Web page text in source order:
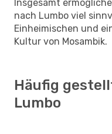
Insgesamt
nach Lumbo viel
Einheimischen und
Kultur von Mosambik.
Häufig
Lumbo